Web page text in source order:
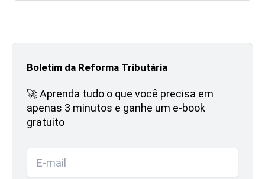
Boletim da Reforma Tributária
🚀 Aprenda tudo o que você precisa em
apenas 3 minutos e ganhe um e-book
gratuito